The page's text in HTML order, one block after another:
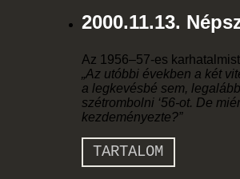
2000.11.13.
Az 1956–57-es
„Az utóbbi években a két
a legkevésbé sem,
szétrombolni ‘56-ot. De
kezdeményezte?”
TARTALOM